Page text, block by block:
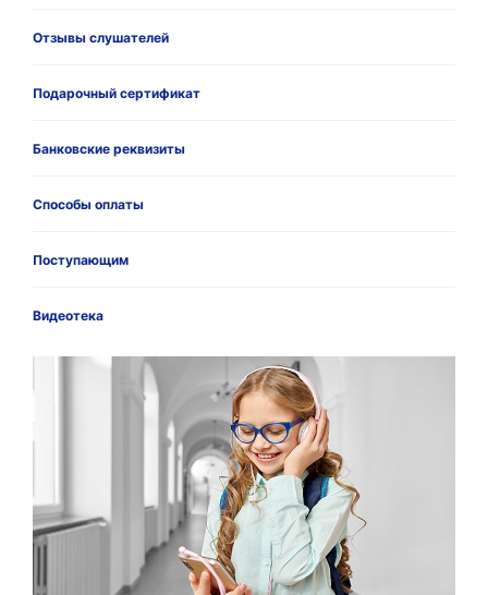
Отзывы слушателей
Подарочный сертификат
Банковские реквизиты
Способы оплаты
Поступающим
Видеотека